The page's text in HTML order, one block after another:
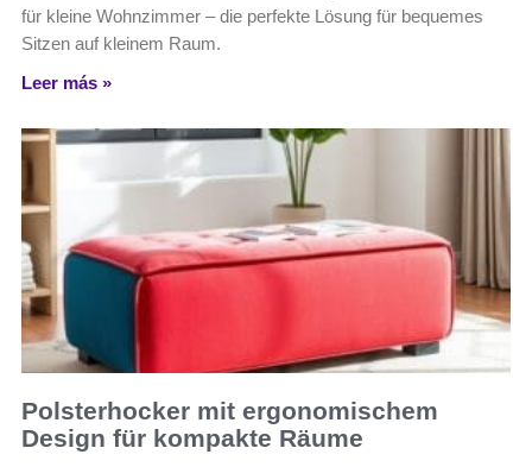
für kleine Wohnzimmer – die perfekte Lösung für bequemes
Sitzen auf kleinem Raum.
Leer más »
Polsterhocker mit ergonomischem
Design für kompakte Räume